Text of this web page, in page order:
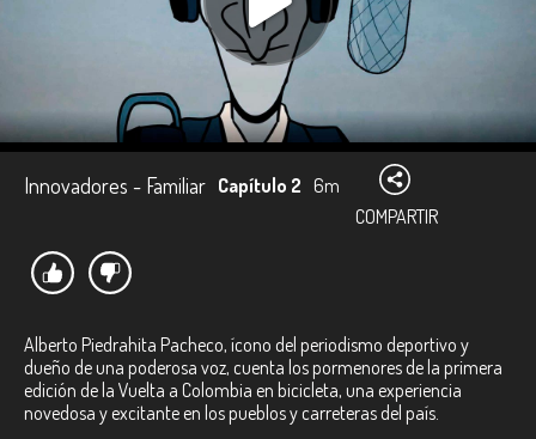
Innovadores - Familiar Capítulo 2 6m
COMPARTIR
Alberto Piedrahita Pacheco, ícono del periodismo deportivo y
dueño de una poderosa voz, cuenta los pormenores de la primera
edición de la Vuelta a Colombia en bicicleta, una experiencia
novedosa y excitante en los pueblos y carreteras del país.